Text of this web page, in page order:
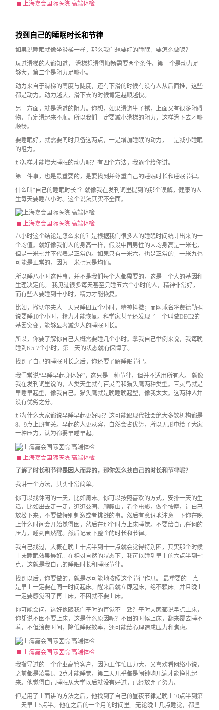
上海嘉会国际医院 高端体检
找到自己的睡眠时长和节律
如果说睡眠就像坐滑梯一样，那么我们想要好的睡眠，要怎么做呢？
玩过滑梯的人都知道， 滑梯想滑得顺畅需要两个条件。第一个是动力足
够大，第二个是阻力足够小。
动力来自于滑梯的高度与陡度，还有下滑的时候有没有人从后面推，这些
都是动力。动力越大，滑下去的时候肯定越顺越快。
另一方面，就是滑道的阻力。你想，如果滑道生了锈，上面又有很多阻碍
物，肯定滑起来不顺。所以我们一定要减小滑梯的阻力，这样滑下去才够
顺畅。
要睡眠好，就需要同时具备这两点，一是增加睡眠的动力，二是减小睡眠
的阻力。
那怎样才能增大睡眠的动力呢？有四个方法，我逐个给你讲。
第一件事，也是最重要的，是要找到并尊重自己的睡眠时长和睡眠节律。
什么叫“自己的睡眠时长”？就像我在发刊词里提到的那个误解，健康的人
生每天要睡八小时。这个说法其实不全面。
上海嘉会国际医院 高端体检
八小时这个结论是怎么来的？是根据我们很多人的睡眠时间统计出来的一
个均值。就好像我们人的身高一样，假设中国男性的人均身高是一米七，
但是一米七并不代表是正常的。如果只有一米六，也是正常的，一米九也
可能是正常的，因为一米七只是均值。
所以睡八小时这件事，并不是我们每个人都需要的，这是一个人的基因和
生理决定的。 我见过很多每天甚至只睡五六个小时的人，精神非常好，
而有些人要睡到十小时，精力才能恢复。
比如，撒切尔夫人一天只睡四五个小时，精神抖擞；而网球名将费德勒据
说要睡10个小时，精力才能恢复。科学家甚至还发现了一个叫做DEC2的
基因突变，能够显著减少人的睡眠时长。
所以，你要了解你自己大概需要睡几个小时。拿我自己举例来说，我每晚
睡到6.5-7个小时，第二天的状态就有保障了。
找到了自己的睡眠时长之后，你还要了解睡眠节律。
我们常说“早睡早起身体好”，这只是一种节律，但并不适用所有人。 就像
我在发刊词里说的，人类天生就有百灵鸟和猫头鹰两种类型。百灵鸟就是
早睡早起型，像我自己。猫头鹰就是晚睡晚起型，像我太太。这两种人并
没有优劣之分。
那为什么大家都说早睡早起更好呢？这可能跟现代社会绝大多数机构都是
8、9点上班有关。早起的人更从容，自然会占优势，所以无形中给了大家
一种压力，认为都要早睡早起。
上海嘉会国际医院 高端体检
了解了时长和节律是因人而异的，那你怎么找自己的时长和节律呢？
我讲一个方法，其实非常简单。
你可以找休闲的一天，比如周末。你可以按照喜欢的方式，安排一天的生
活，比如出去走一走，逛逛公园、爬爬山，看个电影，做个按摩，让自己
放松下来，不要做特别刺激或者挑战的事。然后有意识地注意一下你在晚
上什么时间会开始觉得困，然后在那个时点上床睡觉。不要给自己任何的
压力，睡到自然醒。然后记录下整个的时长和节律。
我自己找过，大概在晚上十点半到十一点就会觉得特别困，其实那个时候
上床睡眠效果最好。在相对自然的状态下，我可以睡到早上的六点半到七
点，这就是我自己的睡眠时长和睡眠节律。
找到以后，你要做的，就是尽可能地按照这个节律作息。 最重要的一点
是早上一定要在同一时间起床。醒来后就立即起床，绝不赖床，并且晚上
一定要感觉困了再上床，不困就不要上床。
你可能会问，这好像跟我们平时的直觉不一致？平时大家都说早点上床，
你却说不困不要上床，这是什么原因呢？不困的时候上床，翻来覆去睡不
着，不但浪费时间，降低睡眠效率，还可能给心理造成压力和焦虑。
上海嘉会国际医院 高端体检
我指导过的一个企业高管客户，因为工作忙压力大，又喜欢看网络小说，
之前都是凌晨1、2点才能睡觉，第二天几乎都是闹钟响几遍才能挣扎起
来。他觉得自己睡眠从大学以后就没有好过，已经放弃了努力。
但是用了上面讲的方法之后，他找到了自己的昼夜节律是晚上10点半到第
二天早上5点半。他在之后的一个月的时间里，无论晚上几点睡觉，都坚